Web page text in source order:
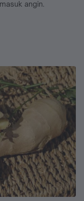
angin.